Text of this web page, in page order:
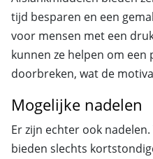
tijd besparen en een
voor mensen met een
kunnen ze helpen om
doorbreken, wat de
Mogelijke nadelen
Er zijn echter ook
bieden slechts